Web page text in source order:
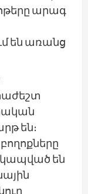
արագ
են առանց
են։
են